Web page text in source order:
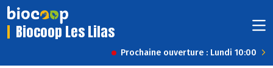
Biocoop Les Lilas
Prochaine ouverture : Lundi 10:00